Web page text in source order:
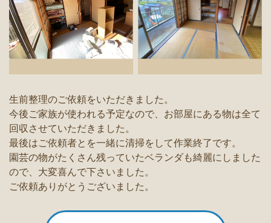
生前整理のご依頼をいただきました。
今後ご家族が使われる予定なので、お部屋にある物は全て
回収させていただきました。
最後はご依頼者とを一緒に清掃をして作業終了です。
園芸の物がたくさん残っていたベランダも綺麗にしました
ので、大変喜んで下さいました。
ご依頼ありがとうございました。